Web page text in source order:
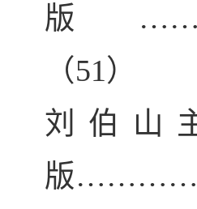
版
（51）
刘伯山
版